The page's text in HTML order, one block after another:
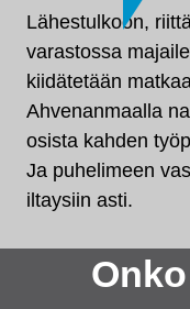
Lähestulkoon,
varastossa
kiidätetään
Ahvenanmaalla
osista kahden
Ja puhelimeen
iltaysiin asti.